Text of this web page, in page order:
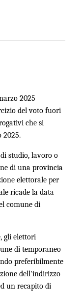
2025
del voto fuori
che si
2025.
studio, lavoro o
di una provincia
elettorale per
ricade la data
comune di
gli elettori
di temporaneo
preferibilmente
dell'indirizzo
un recapito di